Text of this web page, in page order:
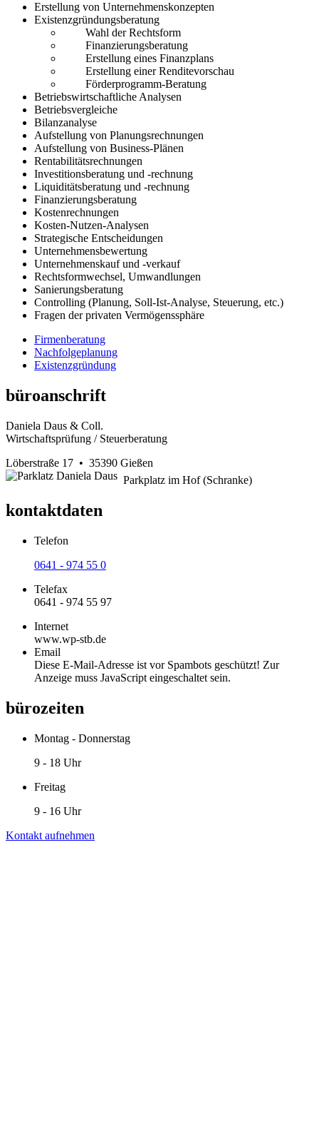
Erstellung von Unternehmenskonzepten
Existenzgründungsberatung
Wahl der Rechtsform
Finanzierungsberatung
Erstellung eines Finanzplans
Erstellung einer Renditevorschau
Förderprogramm-Beratung
Betriebswirtschaftliche Analysen
Betriebsvergleiche
Bilanzanalyse
Aufstellung von Planungsrechnungen
Aufstellung von Business-Plänen
Rentabilitätsrechnungen
Investitionsberatung und -rechnung
Liquiditätsberatung und -rechnung
Finanzierungsberatung
Kostenrechnungen
Kosten-Nutzen-Analysen
Strategische Entscheidungen
Unternehmensbewertung
Unternehmenskauf und -verkauf
Rechtsformwechsel, Umwandlungen
Sanierungsberatung
Controlling (Planung, Soll-Ist-Analyse, Steuerung, etc.)
Fragen der privaten Vermögenssphäre
Firmenberatung
Nachfolgeplanung
Existenzgründung
büroanschrift
Daniela Daus & Coll.
Wirtschaftsprüfung / Steuerberatung
Löberstraße 17 • 35390 Gießen
Parkplatz im Hof (Schranke)
kontaktdaten
Telefon
0641 - 974 55 0
Telefax
0641 - 974 55 97
Internet
www.wp-stb.de
Email
Diese E-Mail-Adresse ist vor Spambots geschützt! Zur
Anzeige muss JavaScript eingeschaltet sein.
bürozeiten
Montag - Donnerstag
9 - 18 Uhr
Freitag
9 - 16 Uhr
Kontakt aufnehmen